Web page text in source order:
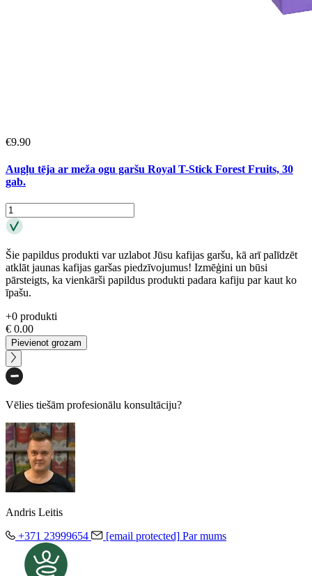
€9.90
Augļu tēja ar meža ogu garšu Royal T-Stick Forest Fruits, 30
gab.
Šie papildus produkti var uzlabot Jūsu kafijas garšu, kā arī palīdzēt
atklāt jaunas kafijas garšas piedzīvojumus! Izmēģini un būsi
pārsteigts, ka vienkārši papildus produkti padara kafiju par kaut ko
īpašu.
+0 produkti
€ 0.00
Pievienot grozam
Vēlies tiešām profesionālu konsultāciju?
Andris Leitis
+371 23999654
[email protected] Par mums